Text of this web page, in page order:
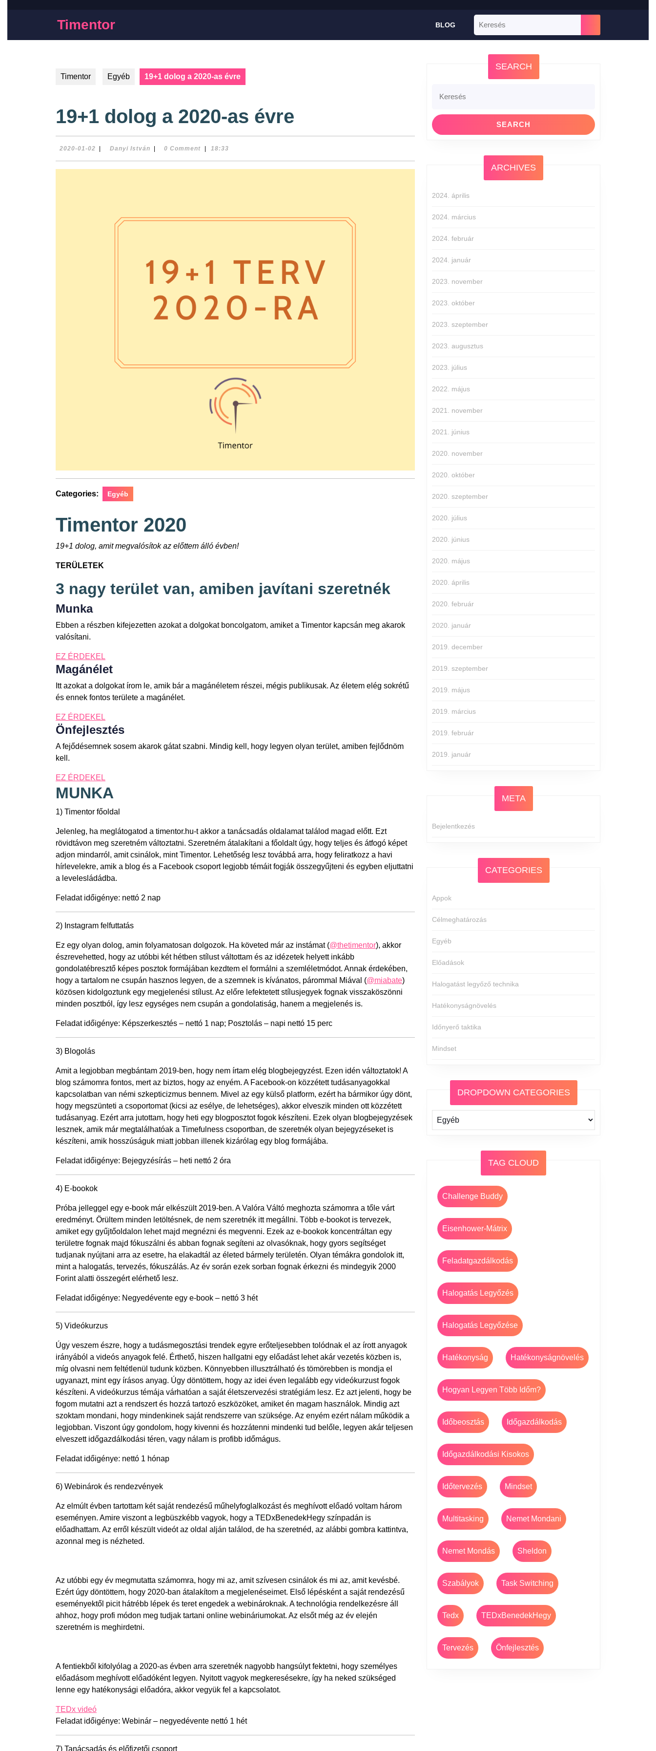
Timentor BLOG
Timentor Egyéb 19+1 dolog a 2020-as évre
19+1 dolog a 2020-as évre
2020-01-02 Danyi István 0 Comment 18:33
Categories: Egyéb
Timentor 2020
19+1 dolog, amit megvalósítok az előttem álló évben!
TERÜLETEK
3 nagy terület van, amiben javítani szeretnék
Munka
Ebben a részben kifejezetten azokat a dolgokat boncolgatom, amiket a Timentor kapcsán meg akarok
valósítani.
EZ ÉRDEKEL
Magánélet
Itt azokat a dolgokat írom le, amik bár a magánéletem részei, mégis publikusak. Az életem elég sokrétű
és ennek fontos területe a magánélet.
EZ ÉRDEKEL
Önfejlesztés
A fejődésemnek sosem akarok gátat szabni. Mindig kell, hogy legyen olyan terület, amiben fejlődnöm
kell.
EZ ÉRDEKEL
MUNKA
1) Timentor főoldal
Jelenleg, ha meglátogatod a timentor.hu-t akkor a tanácsadás oldalamat találod magad előtt. Ezt
rövidtávon meg szeretném változtatni. Szeretném átalakítani a főoldalt úgy, hogy teljes és átfogó képet
adjon mindarról, amit csinálok, mint Timentor. Lehetőség lesz továbbá arra, hogy feliratkozz a havi
hírlevelekre, amik a blog és a Facebook csoport legjobb témáit fogják összegyűjteni és egyben eljuttatni
a levelesládádba.
Feladat időigénye: nettó 2 nap
2) Instagram felfuttatás
Ez egy olyan dolog, amin folyamatosan dolgozok. Ha követed már az instámat (@thetimentor), akkor
észrevehetted, hogy az utóbbi két hétben stílust váltottam és az idézetek helyett inkább
gondolatébresztő képes posztok formájában kezdtem el formálni a szemléletmódot. Annak érdekében,
hogy a tartalom ne csupán hasznos legyen, de a szemnek is kívánatos, párommal Miával (@miabate)
közösen kidolgoztunk egy megjelenési stílust. Az előre lefektetett stílusjegyek fognak visszaköszönni
minden posztból, így lesz egységes nem csupán a gondolatiság, hanem a megjelenés is.
Feladat időigénye: Képszerkesztés – nettó 1 nap; Posztolás – napi nettó 15 perc
3) Blogolás
Amit a legjobban megbántam 2019-ben, hogy nem írtam elég blogbejegyzést. Ezen idén változtatok! A
blog számomra fontos, mert az biztos, hogy az enyém. A Facebook-on közzétett tudásanyagokkal
kapcsolatban van némi szkepticizmus bennem. Mivel az egy külső platform, ezért ha bármikor úgy dönt,
hogy megszünteti a csoportomat (kicsi az esélye, de lehetséges), akkor elveszik minden ott közzétett
tudásanyag. Ezért arra jutottam, hogy heti egy blogposztot fogok készíteni. Ezek olyan blogbejegyzések
lesznek, amik már megtalálhatóak a Timefulness csoportban, de szeretnék olyan bejegyzéseket is
készíteni, amik hosszúságuk miatt jobban illenek kizárólag egy blog formájába.
Feladat időigénye: Bejegyzésírás – heti nettó 2 óra
4) E-bookok
Próba jelleggel egy e-book már elkészült 2019-ben. A Valóra Váltó meghozta számomra a tőle várt
eredményt. Örültem minden letöltésnek, de nem szeretnék itt megállni. Több e-bookot is tervezek,
amiket egy gyűjtőoldalon lehet majd megnézni és megvenni. Ezek az e-bookok koncentráltan egy
területre fognak majd fókuszálni és abban fognak segíteni az olvasóknak, hogy gyors segítséget
tudjanak nyújtani arra az esetre, ha elakadtál az életed bármely területén. Olyan témákra gondolok itt,
mint a halogatás, tervezés, fókuszálás. Az év során ezek sorban fognak érkezni és mindegyik 2000
Forint alatti összegért elérhető lesz.
Feladat időigénye: Negyedévente egy e-book – nettó 3 hét
5) Videókurzus
Úgy veszem észre, hogy a tudásmegosztási trendek egyre erőteljesebben tolódnak el az írott anyagok
irányából a videós anyagok felé. Érthető, hiszen hallgatni egy előadást lehet akár vezetés közben is,
míg olvasni nem feltétlenül tudunk közben. Könnyebben illusztrálható és tömörebben is mondja el
ugyanazt, mint egy írásos anyag. Úgy döntöttem, hogy az idei éven legalább egy videókurzust fogok
készíteni. A videókurzus témája várhatóan a saját életszervezési stratégiám lesz. Ez azt jelenti, hogy be
fogom mutatni azt a rendszert és hozzá tartozó eszközöket, amiket én magam használok. Mindig azt
szoktam mondani, hogy mindenkinek saját rendszerre van szüksége. Az enyém ezért nálam működik a
legjobban. Viszont úgy gondolom, hogy kivenni és hozzátenni mindenki tud belőle, legyen akár teljesen
elveszett időgazdálkodási téren, vagy nálam is profibb időmágus.
Feladat időigénye: nettó 1 hónap
6) Webinárok és rendezvények
Az elmúlt évben tartottam két saját rendezésű műhelyfoglalkozást és meghívott előadó voltam három
eseményen. Amire viszont a legbüszkébb vagyok, hogy a TEDxBenedekHegy színpadán is
előadhattam. Az erről készült videót az oldal alján találod, de ha szeretnéd, az alábbi gombra kattintva,
azonnal meg is nézheted.
Az utóbbi egy év megmutatta számomra, hogy mi az, amit szívesen csinálok és mi az, amit kevésbé.
Ezért úgy döntöttem, hogy 2020-ban átalakítom a megjelenéseimet. Első lépésként a saját rendezésű
eseményektől picit hátrébb lépek és teret engedek a webinároknak. A technológia rendelkezésre áll
ahhoz, hogy profi módon meg tudjak tartani online webináriumokat. Az elsőt még az év elején
szeretném is meghirdetni.
A fentiekből kifolyólag a 2020-as évben arra szeretnék nagyobb hangsúlyt fektetni, hogy személyes
előadásom meghívott előadóként legyen. Nyitott vagyok megkeresésekre, így ha neked szükséged
lenne egy hatékonysági előadóra, akkor vegyük fel a kapcsolatot.
TEDx videó
Feladat időigénye: Webinár – negyedévente nettó 1 hét
7) Tanácsadás és előfizetői csoport
SEARCH
ARCHIVES
2024. április
2024. március
2024. február
2024. január
2023. november
2023. október
2023. szeptember
2023. augusztus
2023. július
2022. május
2021. november
2021. június
2020. november
2020. október
2020. szeptember
2020. július
2020. június
2020. május
2020. április
2020. február
2020. január
2019. december
2019. szeptember
2019. május
2019. március
2019. február
2019. január
META
Bejelentkezés
CATEGORIES
Appok
Célmeghatározás
Egyéb
Előadások
Halogatást legyőző technika
Hatékonyságnövelés
Időnyerő taktika
Mindset
DROPDOWN CATEGORIES
TAG CLOUD
Challenge Buddy
Eisenhower-Mátrix
Feladatgazdálkodás
Halogatás Legyőzés
Halogatás Legyőzése
Hatékonyság Hatékonyságnövelés
Hogyan Legyen Több Időm?
Időbeosztás Időgazdálkodás
Időgazdálkodási Kisokos
Időtervezés Mindset
Multitasking Nemet Mondani
Nemet Mondás Sheldon
Szabályok Task Switching
Tedx TEDxBenedekHegy
Tervezés Önfejlesztés